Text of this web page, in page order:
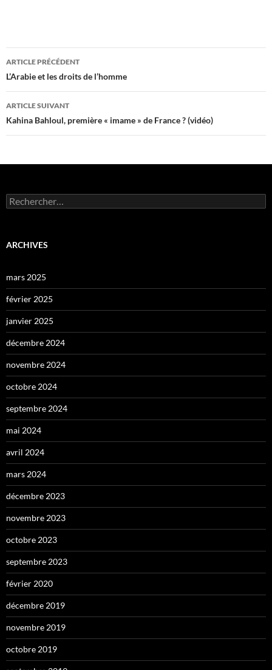
Navigation
des
articles
ARTICLE PRÉCÉDENT
L’Arabie et les droits de l’homme
ARTICLE SUIVANT
Kahina Bahloul, première « imame » de France ? (vidéo)
Rechercher :
ARCHIVES
mars 2025
février 2025
janvier 2025
décembre 2024
novembre 2024
octobre 2024
septembre 2024
mai 2024
avril 2024
mars 2024
décembre 2023
novembre 2023
octobre 2023
septembre 2023
février 2020
décembre 2019
novembre 2019
octobre 2019